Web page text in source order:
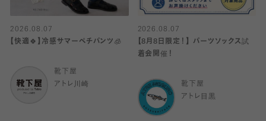
2026.08.07
【快適🍀】冷感サマーペチパンツ🧊
靴下屋
アトレ川崎
2026.08.07
【8月8日限定！】 パーツソックス試
着会開催！
靴下屋
アトレ目黒